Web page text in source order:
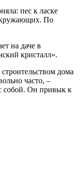
пес к ласке
По
на даче в
кристалл».
дома
часто, –
собой. Он привык к